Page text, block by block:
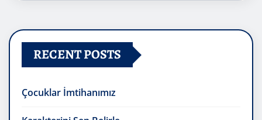
RECENT POSTS
Çocuklar İmtihanımız